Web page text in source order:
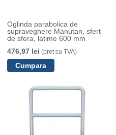
Oglinda parabolica de
supraveghere Manutan, sfert
de sfera, latime 600 mm
476,97 lei (pret cu TVA)